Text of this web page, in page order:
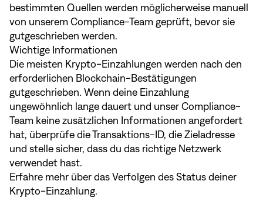
bestimmten Quellen werden möglicherweise manuell
von unserem Compliance-Team geprüft, bevor sie
gutgeschrieben werden.
Wichtige Informationen
Die meisten Krypto-Einzahlungen werden nach den
erforderlichen Blockchain-Bestätigungen
gutgeschrieben. Wenn deine Einzahlung
ungewöhnlich lange dauert und unser Compliance-
Team keine zusätzlichen Informationen angefordert
hat, überprüfe die Transaktions-ID, die Zieladresse
und stelle sicher, dass du das richtige Netzwerk
verwendet hast.
Erfahre mehr über das Verfolgen des Status deiner
Krypto-Einzahlung.